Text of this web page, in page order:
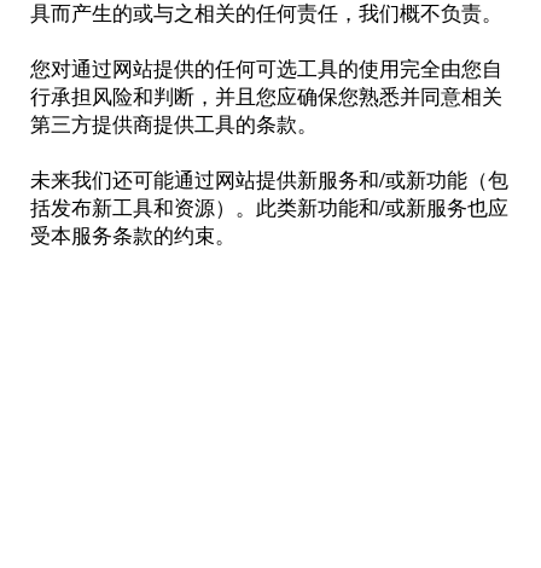
具而产生的或与之相关的任何责任，我们概不负责。
您对通过网站提供的任何可选工具的使用完全由您自
行承担风险和判断，并且您应确保您熟悉并同意相关
第三方提供商提供工具的条款。
未来我们还可能通过网站提供新服务和/或新功能（包
括发布新工具和资源）。此类新功能和/或新服务也应
受本服务条款的约束。